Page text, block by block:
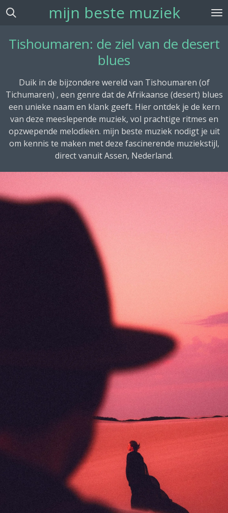
Ga
de
mijn beste muziek
Tishoumaren: de ziel van de desert
blues
Duik in de bijzondere wereld van Tishoumaren (of
Tichumaren) , een genre dat de Afrikaanse (desert) blues
een unieke naam en klank geeft. Hier ontdek je de kern
van deze meeslepende muziek, vol prachtige ritmes en
opzwepende melodieën. mijn beste muziek nodigt je uit
om kennis te maken met deze fascinerende muziekstijl,
direct vanuit Assen, Nederland.